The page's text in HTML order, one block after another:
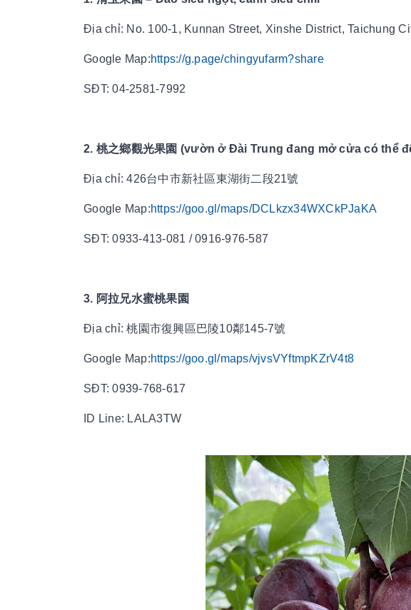
Địa chỉ: No. 100-1, Kunnan Street, Xinshe District, Taichung
Google Map:https://g.page/chingyufarm?share
SĐT: 04-2581-7992
2. 桃之鄉觀光果園 (vườn ở Đài Trung đang mở cửa có thể
Địa chỉ: 426台中市新社區東湖街二段21號
Google Map:https://goo.gl/maps/DCLkzx34WXCkPJaKA
SĐT: 0933-413-081 / 0916-976-587
3. 阿拉兄水蜜桃果園
Địa chỉ: 桃園市復興區巴陵10鄰145-7號
Google Map:https://goo.gl/maps/vjvsVYftmpKZrV4t8
SĐT: 0939-768-617
ID Line: LALA3TW